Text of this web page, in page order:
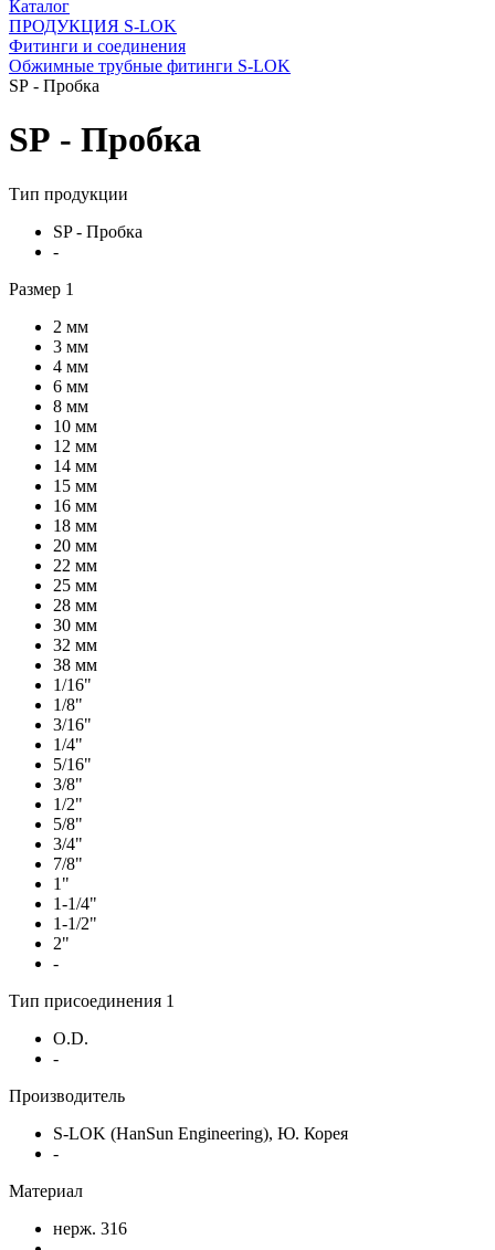
Каталог
ПРОДУКЦИЯ S-LOK
Фитинги и соединения
Обжимные трубные фитинги S-LOK
SP - Пробка
SP - Пробка
Тип продукции
SP - Пробка
-
Размер 1
2 мм
3 мм
4 мм
6 мм
8 мм
10 мм
12 мм
14 мм
15 мм
16 мм
18 мм
20 мм
22 мм
25 мм
28 мм
30 мм
32 мм
38 мм
1/16"
1/8"
3/16"
1/4"
5/16"
3/8"
1/2"
5/8"
3/4"
7/8"
1"
1-1/4"
1-1/2"
2"
-
Тип присоединения 1
O.D.
-
Производитель
S-LOK (HanSun Engineering), Ю. Корея
-
Материал
нерж. 316